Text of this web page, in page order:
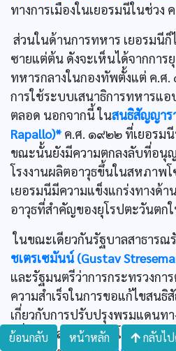
ทางการเมืองในเยอรมนีในช่ว
ส่วนในด้านการทหาร เยอรมนี
ซายแต่ต้น ดังจะเห็นได้จากการ
ทหารกลางในกองทัพตั้งแต่ ค.ศ
การใช้ระบบเสนาธิการทหารแ
ตลอด นอกจากนี้ ในสนธิสัญญาร
Rapallo)* ค.ศ. ๑๙๒๒ ที่เยอรม
ขณะนั้นยังมีความตกลงลับที่อนุ
โรงงานผลิตอาวุธขึ้นในสหภาพ
เยอรมนีมีความแข็งแกร่งทางด้า
อาวุธที่สำคัญของยุโรปตะวันตกใ
ในขณะเดียวกันรัฐบาลสาธารณ
ชเตรเซมันน์ (Gustav
และรัฐมนตรีว่าการกระทรวงกา
ความสำเร็จในการขอแก้ไขสนธิ
เกี่ยวกับการปรับปรุงพรมแดนท
ฝรั่งเศสและเบลเยียมโดยการล
ย้อนกลับ หน้าหลัก กลับไ